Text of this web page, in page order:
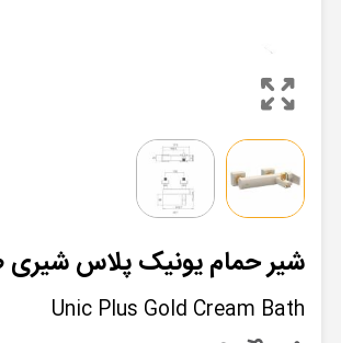
شیر حمام یونیک پلاس شیری
Unic Plus Gold Cream Bath